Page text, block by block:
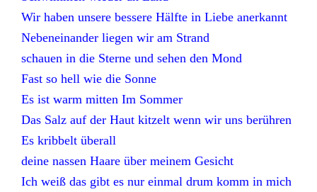
Wir haben unsere bessere Hälfte in Liebe anerkannt
Nebeneinander liegen wir am Strand
schauen in die Sterne und sehen den Mond
Fast so hell wie die Sonne
Es ist warm mitten Im Sommer
Das Salz auf der Haut kitzelt wenn wir uns berühren
Es kribbelt überall
deine nassen Haare über meinem Gesicht
Ich weiß das gibt es nur einmal drum komm in mich